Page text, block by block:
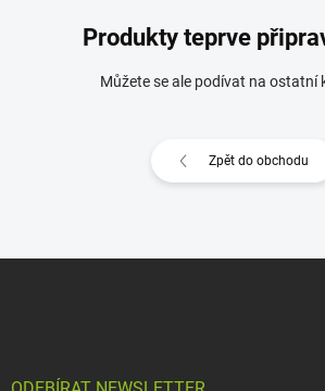
Produkty teprve
Můžete se ale podívat na ostatní
Zpět do obchodu